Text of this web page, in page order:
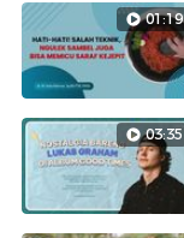
01:19
03:35